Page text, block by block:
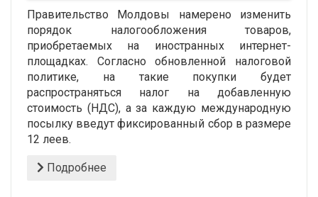
Правительство Молдовы намерено изменить
порядок налогообложения товаров,
приобретаемых на иностранных интернет-
площадках. Согласно обновленной налоговой
политике, на такие покупки будет
распространяться налог на добавленную
стоимость (НДС), а за каждую международную
посылку введут фиксированный сбор в размере
12 леев.
Подробнее